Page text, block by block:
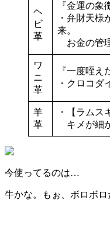
ヘ
ビ
革
『金運の象
・弁財天様
来。
お金の管
ワ
ニ
革
『一度咥え
・クロコダ
羊
革
・【ラムス
キメが細
今使ってるのは…
牛かな。もぉ、ボロボ